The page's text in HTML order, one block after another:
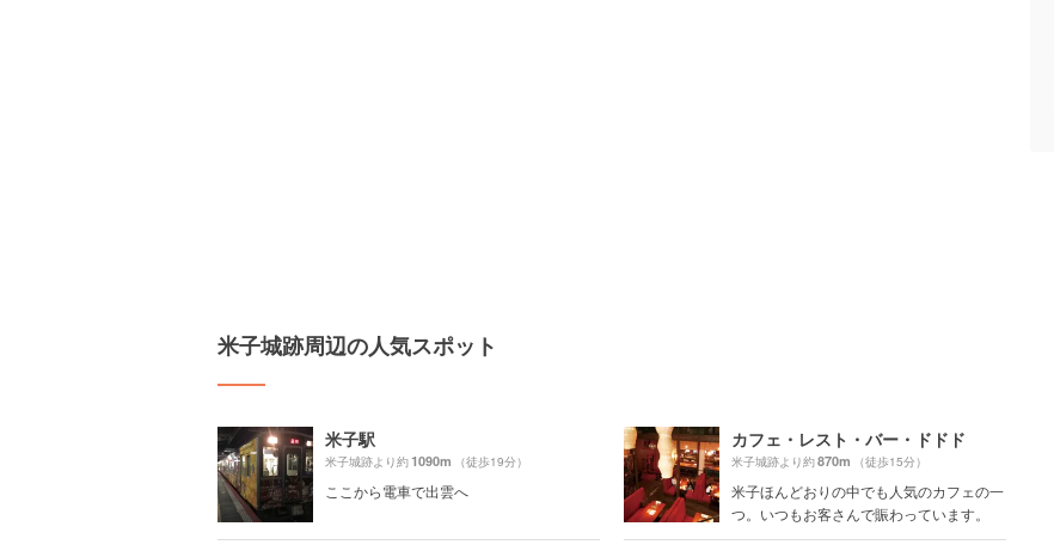
米子城跡周辺の人気スポット
米子駅
米子城跡より約1090m （徒歩19分）
ここから電車で出雲へ
カフェ・レスト・バー・ドドド
米子城跡より約870m （徒歩15分）
米子ほんどおりの中でも人気のカフェの一
つ。いつもお客さんで賑わっています。